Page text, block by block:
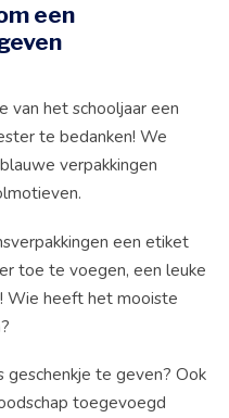
een
van het schooljaar een
te bedanken! We
verpakkingen
een etiket
toe te voegen, een leuke
Wie heeft het mooiste
geschenkje te geven? Ook
toegevoegd